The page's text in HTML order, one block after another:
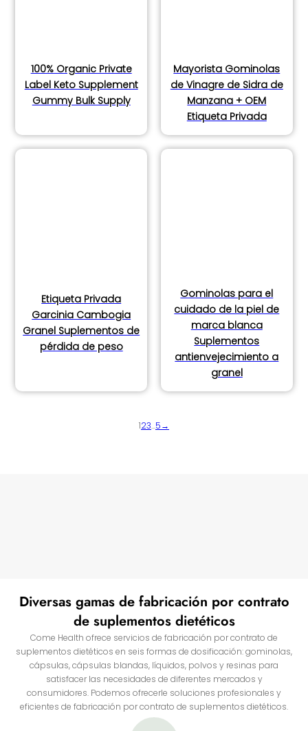
100% Organic Private
Label Keto Supplement
Gummy Bulk Supply
Mayorista Gominolas
de Vinagre de Sidra de
Manzana + OEM
Etiqueta Privada
Etiqueta Privada
Garcinia Cambogia
Granel Suplementos de
pérdida de peso
Gominolas para el
cuidado de la piel de
marca blanca
Suplementos
antienvejecimiento a
granel
123...5→
Diversas gamas de fabricación por contrato
de suplementos dietéticos
Come Health ofrece servicios de fabricación por contrato de
suplementos dietéticos en seis formas de dosificación: gominolas,
cápsulas, cápsulas blandas, líquidos, polvos y resinas para
satisfacer las necesidades de diferentes mercados y
consumidores. Podemos ofrecerle soluciones profesionales y
eficientes de fabricación por contrato de suplementos dietéticos.